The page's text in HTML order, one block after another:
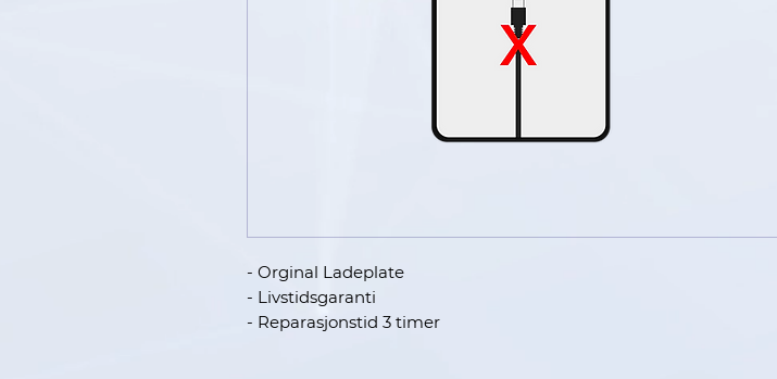
- Orginal Ladeplate
- Livstidsgaranti
- Reparasjonstid 3 timer